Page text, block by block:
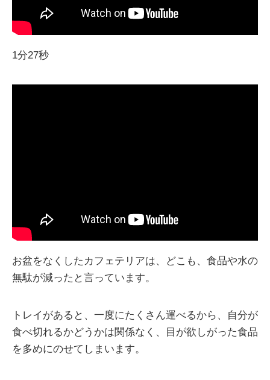
1分27秒
お盆をなくしたカフェテリアは、どこも、食品や水の
無駄が減ったと言っています。
トレイがあると、一度にたくさん運べるから、自分が
食べ切れるかどうかは関係なく、目が欲しがった食品
を多めにのせてしまいます。